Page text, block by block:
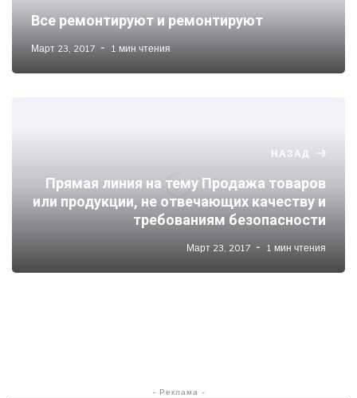
Все ремонтируют и ремонтируют
Март 23, 2017 1 мин чтения
НАЗАД
Прямая линия на тему Продажа товаров
или продукции, не отвечающих качеству и
требованиям безопасности
Март 23, 2017 1 мин чтения
- Реклама -